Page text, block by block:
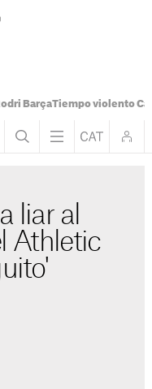
BarçaTiempo violento
liar al
Athletic